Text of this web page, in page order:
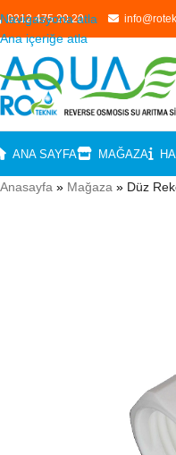
Navigasyona atla
Ana içeriğe atla
0212 475 20 20
ANA SAYFA MAĞAZA
Anasayfa » Mağaza » Düz